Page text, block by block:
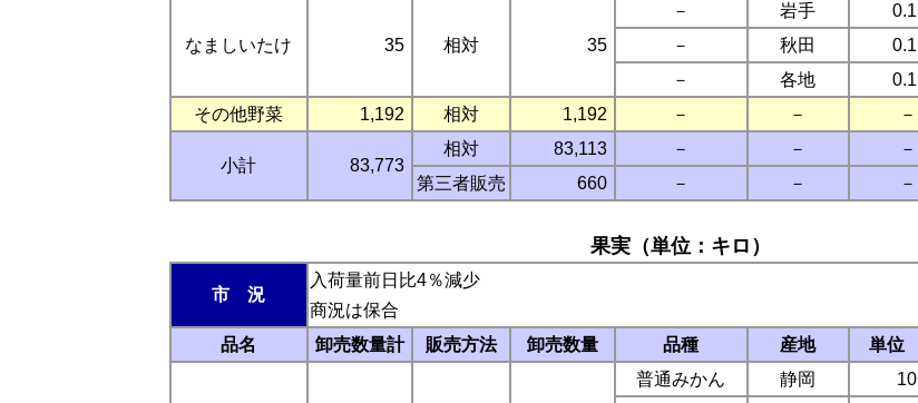
なましいたけ 35 相対 35
－ 岩手 0.1
－
秋田 0.1
－
各地 0.1
その他野菜
1,192 相対 1,192 － － －
小計 83,773
相対 83,113 － － －
第三者販売
660 － － －
果実（単位：キロ）
市 況
入荷量前日比4％減少
商況は保合
品名
卸売数量計 販売方法 卸売数量 品種 産地 単位
普通みかん 静岡 10